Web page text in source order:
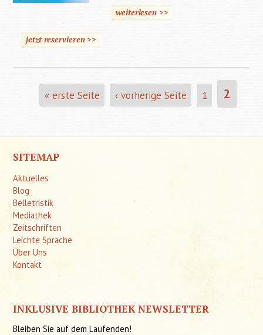
weiterlesen >>
jetzt reservieren >>
Seiten« erste Seite ‹ vorherige Seite 1 2
SITEMAP
Aktuelles
Blog
Belletristik
Mediathek
Zeitschriften
Leichte Sprache
Über Uns
Kontakt
INKLUSIVE BIBLIOTHEK NEWSLETTER
Bleiben Sie auf dem Laufenden!